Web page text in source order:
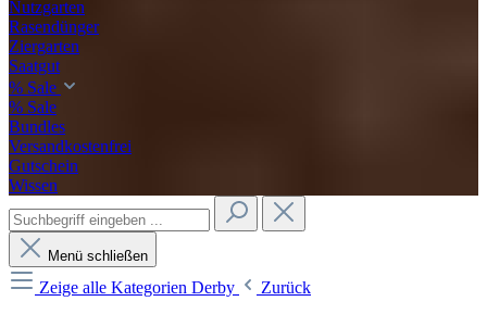
Nutzgarten
Rasendünger
Ziergarten
Saatgut
% Sale
% Sale
Bundles
Versandkostenfrei
Gutschein
Wissen
Menü schließen
Zeige alle Kategorien Derby
Zurück